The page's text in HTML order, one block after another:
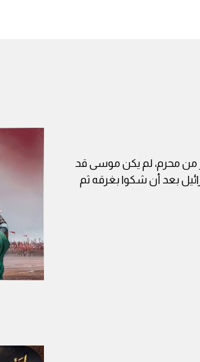
من محرم، لم يكن موسى قد
بعد أن شكوا بغرقه ثم